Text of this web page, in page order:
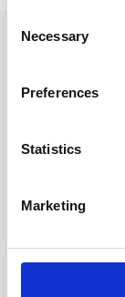
Selection
Necessary
Preferences
Statistics
Marketing